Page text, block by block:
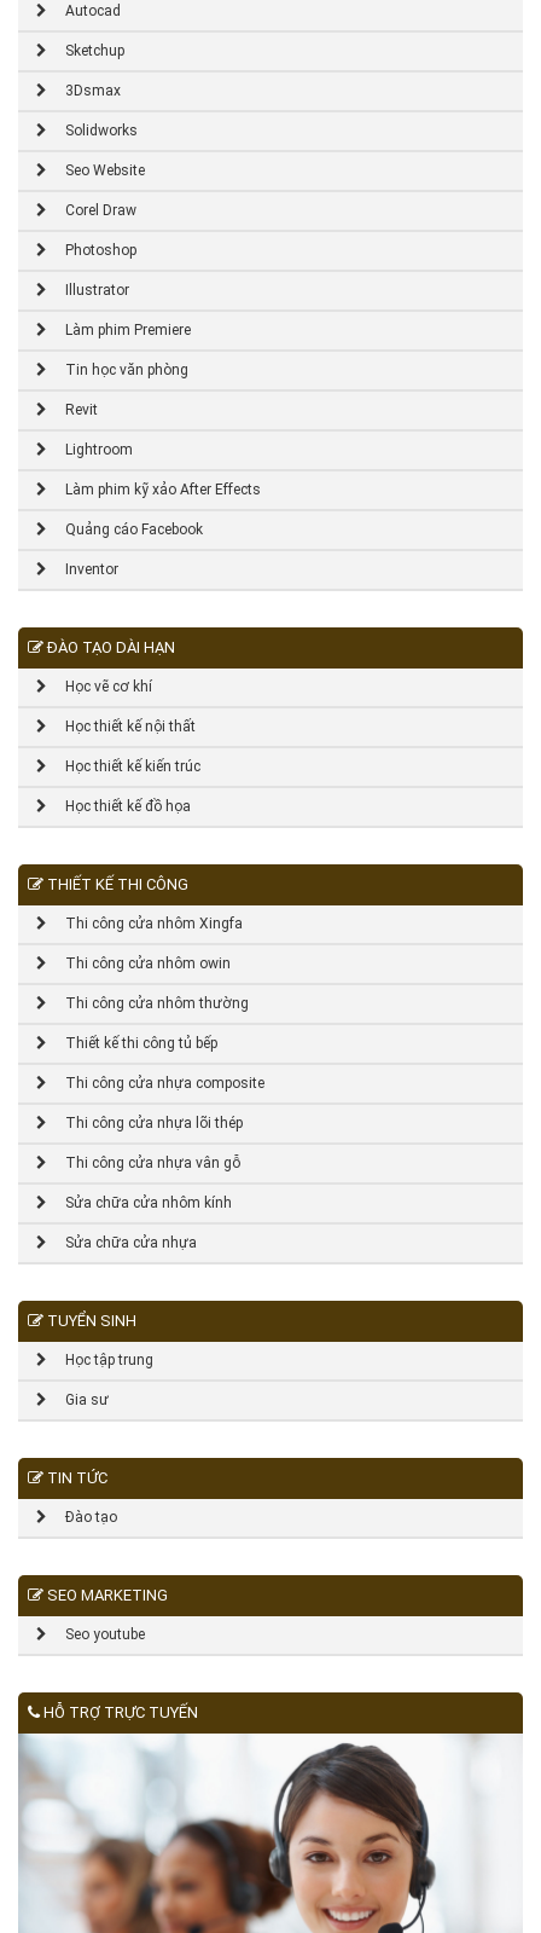
Autocad
Sketchup
3Dsmax
Solidworks
Seo Website
Corel Draw
Photoshop
Illustrator
Làm phim Premiere
Tin học văn phòng
Revit
Lightroom
Làm phim kỹ xảo After Effects
Quảng cáo Facebook
Inventor
ĐÀO TẠO DÀI HẠN
Học vẽ cơ khí
Học thiết kế nội thất
Học thiết kế kiến trúc
Học thiết kế đồ họa
THIẾT KẾ THI CÔNG
Thi công cửa nhôm Xingfa
Thi công cửa nhôm owin
Thi công cửa nhôm thường
Thiết kế thi công tủ bếp
Thi công cửa nhựa composite
Thi công cửa nhựa lõi thép
Thi công cửa nhựa vân gỗ
Sửa chữa cửa nhôm kính
Sửa chữa cửa nhựa
TUYỂN SINH
Học tập trung
Gia sư
TIN TỨC
Đào tạo
SEO MARKETING
Seo youtube
HỖ TRỢ TRỰC TUYẾN